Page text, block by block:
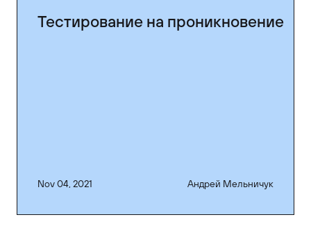
Тестирование на проникновение
Nov 04, 2021 Андрей Мельничук